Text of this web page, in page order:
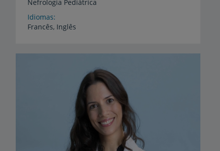
Nefrologia Pediátrica
Idiomas
Francês, Inglês